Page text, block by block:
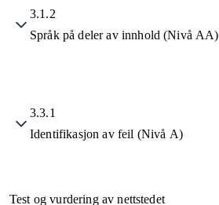
3.1.2
Språk på deler av innhold (Nivå AA)
3.3.1
Identifikasjon av feil (Nivå A)
Test og vurdering av nettstedet